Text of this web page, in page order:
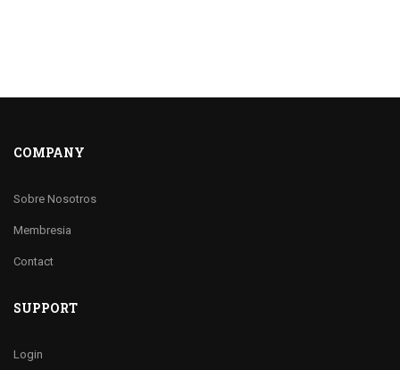
COMPANY
Sobre Nosotros
Membresia
Contact
SUPPORT
Login